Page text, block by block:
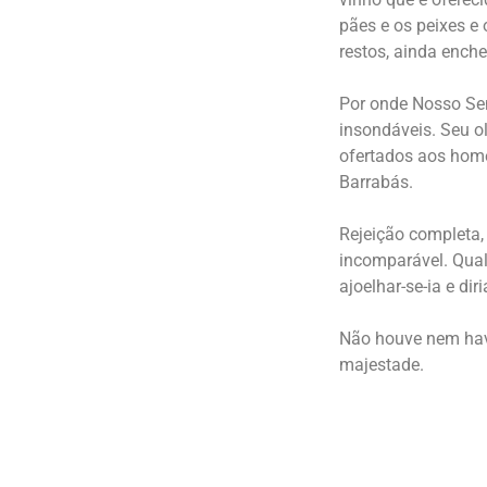
pães e os peixes
restos, ainda
Por onde Nosso
insondáveis. Seu
ofertados aos
Barrabás.
Rejeição
incomparável.
ajoelhar-se-ia e
Não houve nem
majestade.